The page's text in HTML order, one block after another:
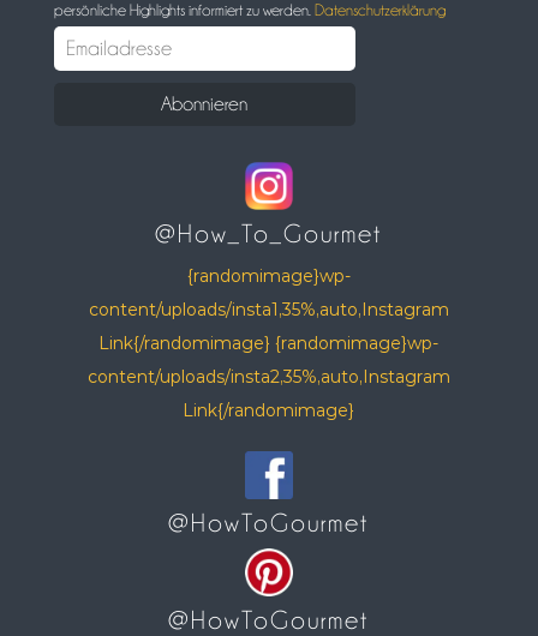
persönliche Highlights informiert zu werden. Datenschutzerklärung
@How_To_Gourmet
{randomimage}wp-
content/uploads/insta1,35%,auto,Instagram
Link{/randomimage} {randomimage}wp-
content/uploads/insta2,35%,auto,Instagram
Link{/randomimage}
@HowToGourmet
@HowToGourmet